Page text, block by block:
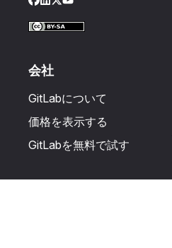
Facebook
LinkedIn
Twitter
YouTube
会社
GitLabについて
価格を表示する
GitLabを無料で試す